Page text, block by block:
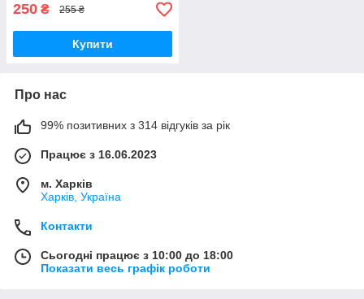
250 ₴ 255 ₴
Купити
Про нас
99% позитивних з 314 відгуків за рік
Працює з 16.06.2023
м. Харків
Харків, Україна
Контакти
Сьогодні працює з 10:00 до 18:00
Показати весь графік роботи